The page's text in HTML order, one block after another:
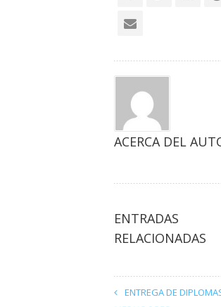
ACERCA DEL
ENTRADAS
RELACIONADAS
ENTREGA DE